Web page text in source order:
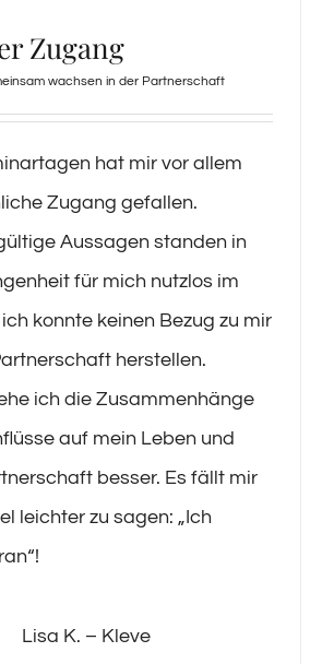
Zugang
wachsen in der Partnerschaft
hat mir vor allem
Zugang gefallen.
Aussagen standen in
für mich nutzlos im
konnte keinen Bezug zu mir
herstellen.
ich die Zusammenhänge
auf mein Leben und
besser. Es fällt mir
leichter zu sagen: „Ich
Lisa K. – Kleve